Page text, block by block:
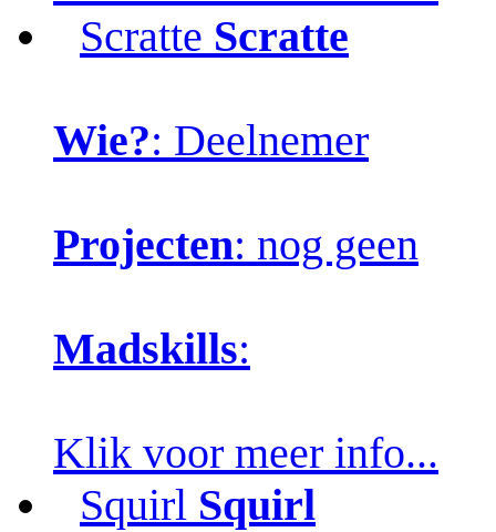
Scratte Scratte
Wie?: Deelnemer
Projecten: nog geen
Madskills:
Klik voor meer info...
Squirl Squirl